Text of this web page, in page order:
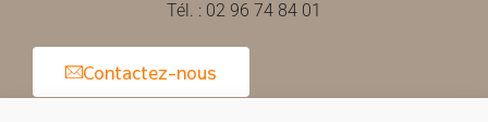
Tél. : 02 96 74 84 01
Contactez-nous